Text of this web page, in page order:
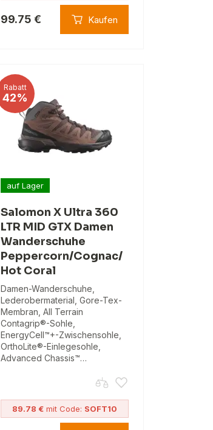
99.75 € Kaufen
Rabatt
42%
auf Lager
Salomon X Ultra 360
LTR MID GTX Damen
Wanderschuhe
Peppercorn/Cognac/
Hot Coral
Damen-Wanderschuhe,
Lederobermaterial, Gore-Tex-
Membran, All Terrain
Contagrip®-Sohle,
EnergyCell™+-Zwischensohle,
OrthoLite®-Einlegesohle,
Advanced Chassis™…
89.78 €mit Code: SOFT10